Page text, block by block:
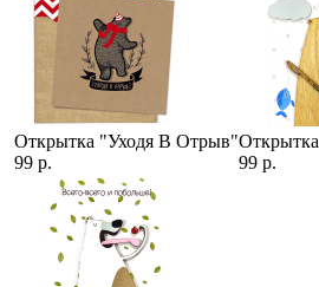
Открытка "Уходя В Отрыв"
99 р.
99 р.